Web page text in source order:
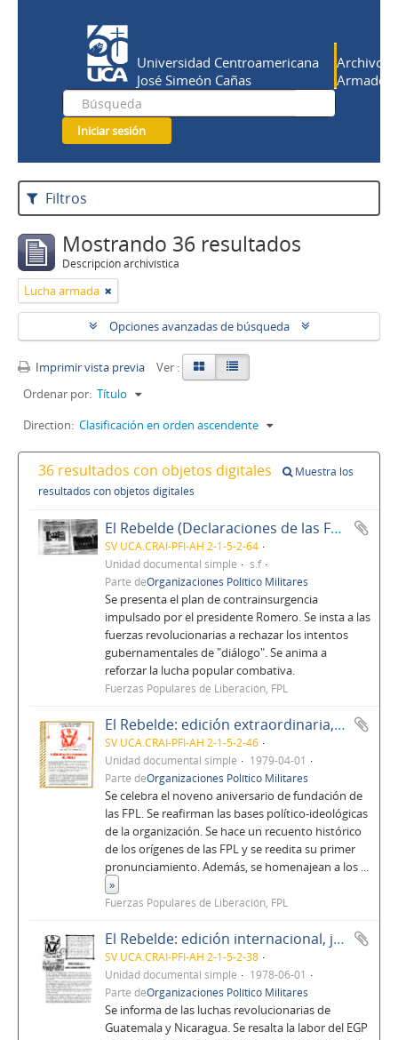
Universidad Centroamericana
José Simeón Cañas
Archivo
Armado
Iniciar sesión
Filtros
Mostrando 36 resultados
Descripción archivística
Lucha armada
Opciones avanzadas de búsqueda
Imprimir vista previa
Ver :
Ordenar por: Título
Direction: Clasificación en orden ascendente
36 resultados con objetos digitales
Muestra los
resultados con objetos digitales
El Rebelde (Declaraciones de las FPL)
SV UCA.CRAI-PFI-AH 2-1-5-2-64
Unidad documental simple
s.f
Parte deOrganizaciones Político Militares
Se presenta el plan de contrainsurgencia
impulsado por el presidente Romero. Se insta a las
fuerzas revolucionarias a rechazar los intentos
gubernamentales de "diálogo". Se anima a
reforzar la lucha popular combativa.
Fuerzas Populares de Liberación, FPL
El Rebelde: edición extraordinaria, abril de 1979, No. 78, Año 6
SV UCA.CRAI-PFI-AH 2-1-5-2-46
Unidad documental simple
1979-04-01
Parte deOrganizaciones Político Militares
Se celebra el noveno aniversario de fundación de
las FPL. Se reafirman las bases político-ideológicas
de la organización. Se hace un recuento histórico
de los orígenes de las FPL y se reedita su primer
pronunciamiento. Además, se homenajean a los ...
»
Fuerzas Populares de Liberación, FPL
El Rebelde: edición internacional, junio de 1978, No. 5, Año 1
SV UCA.CRAI-PFI-AH 2-1-5-2-38
Unidad documental simple
1978-06-01
Parte deOrganizaciones Político Militares
Se informa de las luchas revolucionarias de
Guatemala y Nicaragua. Se resalta la labor del EGP